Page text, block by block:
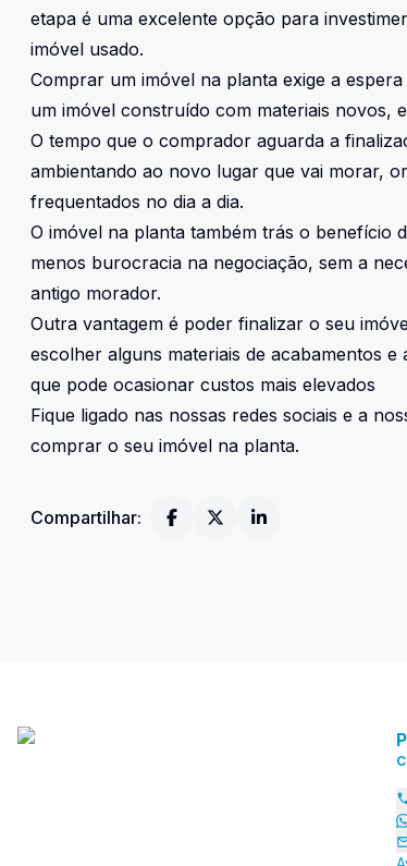
etapa é uma excelente opção para
imóvel usado.
Comprar um imóvel na planta exige a
um imóvel construído com materiais novos,
O tempo que o comprador aguarda a
ambientando ao novo lugar que vai morar,
frequentados no dia a dia.
O imóvel na planta também trás o benefício
menos burocracia na negociação, sem a
antigo morador.
Outra vantagem é poder finalizar o seu
escolher alguns materiais de acabamentos
que pode ocasionar custos mais elevados
Fique ligado nas nossas redes sociais e a
comprar o seu imóvel na planta.
Compartilhar: